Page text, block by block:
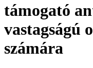
támogató
vastagságú
számára